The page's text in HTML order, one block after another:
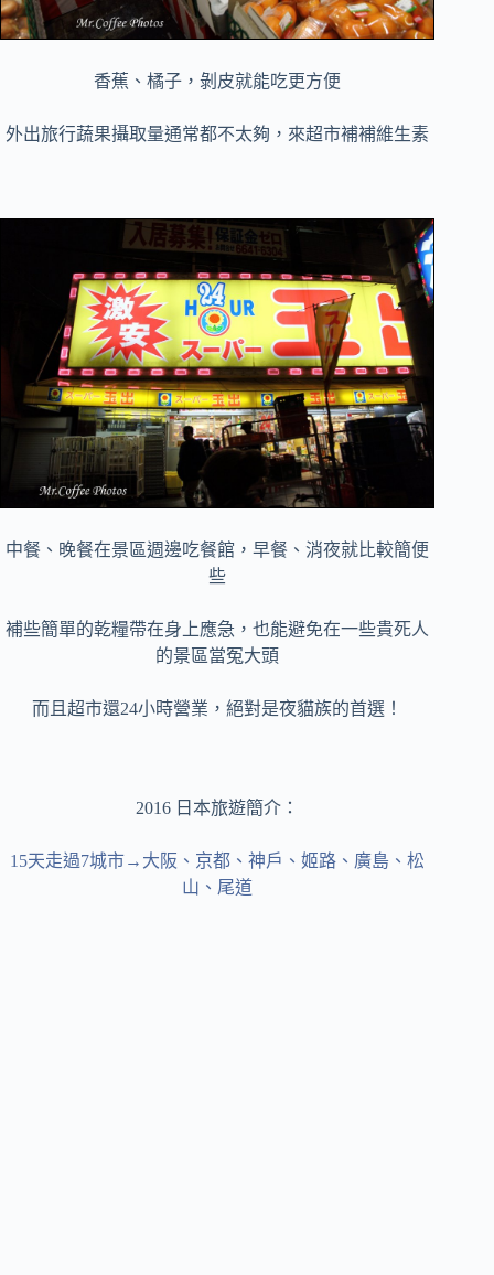
香蕉、橘子，剝皮就能吃更方便
外出旅行蔬果攝取量通常都不太夠，來超市補補維生素
中餐、晚餐在景區週邊吃餐館，早餐、消夜就比較簡便
些
補些簡單的乾糧帶在身上應急，也能避免在一些貴死人
的景區當冤大頭
而且超市還24小時營業，絕對是夜貓族的首選！
2016 日本旅遊簡介：
15天走過7城市→大阪、京都、神戶、姬路、廣島、松
山、尾道